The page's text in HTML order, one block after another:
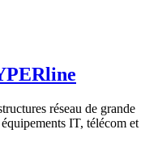
réseau de grande
IT, télécom et